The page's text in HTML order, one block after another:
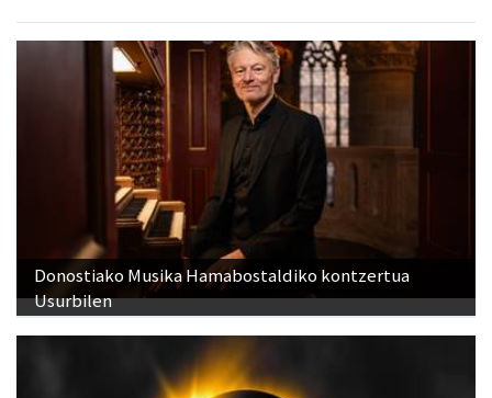
Donostiako Musika Hamabostaldiko kontzertua
Usurbilen